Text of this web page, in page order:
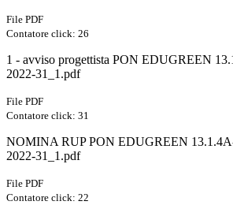
File PDF
Contatore click: 26
1 - avviso progettista PON EDUGREEN
2022-31_1.pdf
File PDF
Contatore click: 31
NOMINA RUP PON EDUGREEN
2022-31_1.pdf
File PDF
Contatore click: 22